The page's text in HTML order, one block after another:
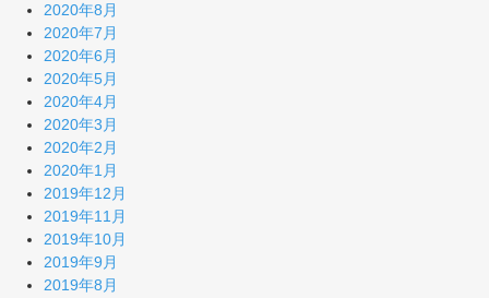
2020年8月
2020年7月
2020年6月
2020年5月
2020年4月
2020年3月
2020年2月
2020年1月
2019年12月
2019年11月
2019年10月
2019年9月
2019年8月